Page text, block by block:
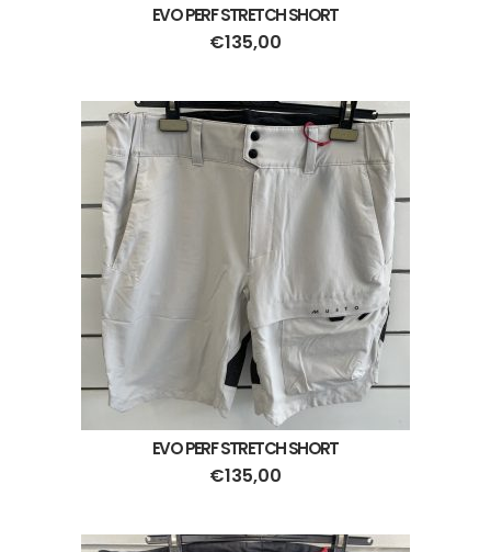
EVO PERF STRETCH SHORT
€135,00
EVO PERF STRETCH SHORT
€135,00